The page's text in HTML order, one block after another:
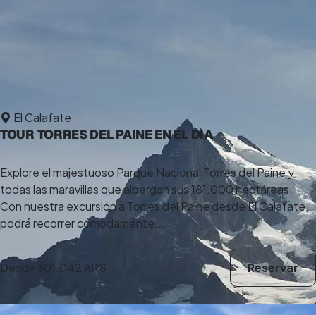
El Calafate
TOUR TORRES DEL PAINE EN EL DIA
Explore el majestuoso Parque Nacional Torres del Paine y
todas las maravillas que albergan sus 181.000 hectáreas.
Con nuestra excursión a Torres del Paine desde El Calafate,
podrá recorrer cómodamente...
Desde 301.042 ARS Reservar